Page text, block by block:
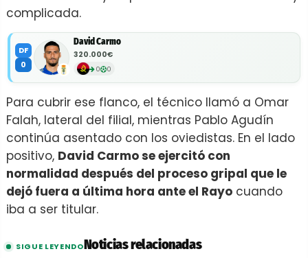
complicada.
DF
0
David Carmo
320.000€
0 0
Para cubrir ese flanco, el técnico llamó a Omar
Falah, lateral del filial, mientras Pablo Agudín
continúa asentado con los oviedistas. En el lado
positivo, David Carmo se ejercitó con
normalidad después del proceso gripal que le
dejó fuera a última hora ante el Rayo cuando
iba a ser titular.
SIGUE LEYENDONoticias relacionadas